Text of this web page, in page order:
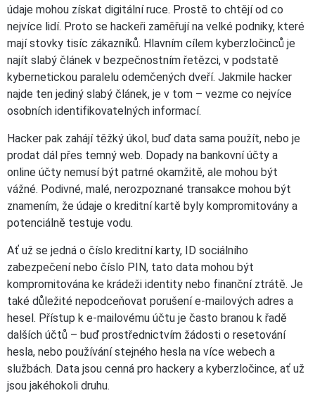
údaje mohou získat digitální ruce. Prostě to chtějí od co
nejvíce lidí. Proto se hackeři zaměřují na velké podniky, které
mají stovky tisíc zákazníků. Hlavním cílem kyberzločinců je
najít slabý článek v bezpečnostním řetězci, v podstatě
kybernetickou paralelu odemčených dveří. Jakmile hacker
najde ten jediný slabý článek, je v tom – vezme co nejvíce
osobních identifikovatelných informací.
Hacker pak zahájí těžký úkol, buď data sama použít, nebo je
prodat dál přes temný web. Dopady na bankovní účty a
online účty nemusí být patrné okamžitě, ale mohou být
vážné. Podivné, malé, nerozpoznané transakce mohou být
znamením, že údaje o kreditní kartě byly kompromitovány a
potenciálně testuje vodu.
Ať už se jedná o číslo kreditní karty, ID sociálního
zabezpečení nebo číslo PIN, tato data mohou být
kompromitována ke krádeži identity nebo finanční ztrátě. Je
také důležité nepodceňovat porušení e-mailových adres a
hesel. Přístup k e-mailovému účtu je často branou k řadě
dalších účtů – buď prostřednictvím žádosti o resetování
hesla, nebo používání stejného hesla na více webech a
službách. Data jsou cenná pro hackery a kyberzločince, ať už
jsou jakéhokoli druhu.